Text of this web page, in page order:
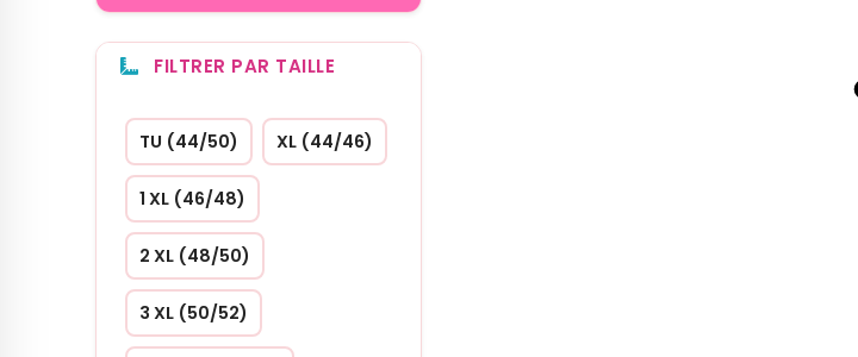
FILTRER PAR TAILLE
TU (44/50) XL (44/46)
1 XL (46/48)
2 XL (48/50)
3 XL (50/52)